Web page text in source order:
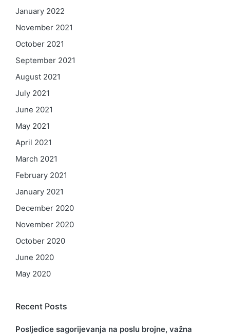
January 2022
November 2021
October 2021
September 2021
August 2021
July 2021
June 2021
May 2021
April 2021
March 2021
February 2021
January 2021
December 2020
November 2020
October 2020
June 2020
May 2020
Recent Posts
Posljedice sagorijevanja na poslu brojne, važna